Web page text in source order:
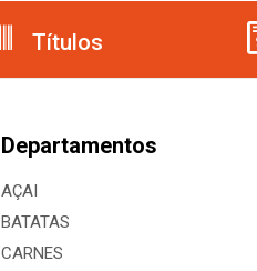
Títulos
Departamentos
AÇAI
BATATAS
CARNES